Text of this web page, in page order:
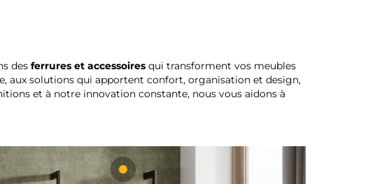
des ferrures et accessoires qui transforment vos meubles
aux solutions qui apportent confort, organisation et design,
et à notre innovation constante, nous vous aidons à